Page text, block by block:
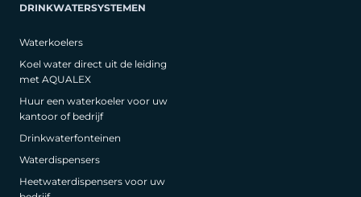
DRINKWATERSYSTEMEN
Waterkoelers
Koel water direct uit de leiding
met AQUALEX
Huur een waterkoeler voor uw
kantoor of bedrijf
Drinkwaterfonteinen
Waterdispensers
Heetwaterdispensers voor uw